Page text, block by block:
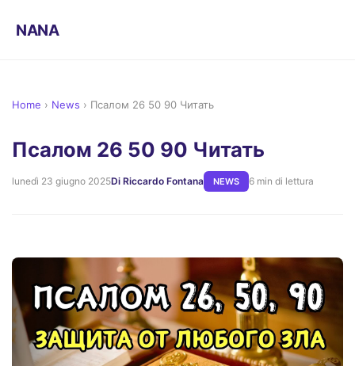
NANA
Home › News › Псалом 26 50 90 Читать
Псалом 26 50 90 Читать
lunedì 23 giugno 2025Di Riccardo Fontana NEWS 6 min di lettura